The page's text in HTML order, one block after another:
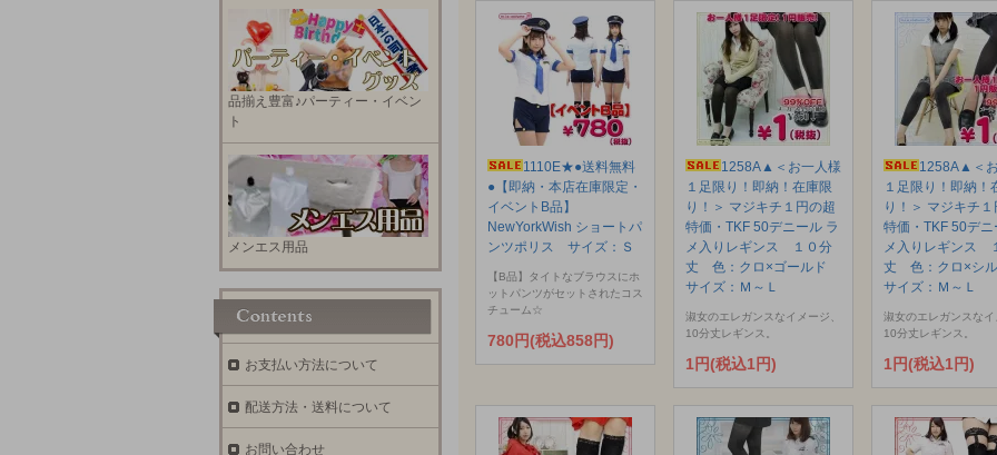
1110E★●送料無料
●【即納・本店在庫限定・
イベントB品】
NewYorkWish ショートパ
ンツポリス サイズ：Ｓ
【B品】タイトなブラウスにホ
ットパンツがセットされたコス
チューム☆
780円(税込858円)
1258A▲＜お一人様
１足限り！即納！在庫限
り！＞ マジキチ１円の超
特価・TKF 50デニール ラ
メ入りレギンス １０分
丈 色：クロ×ゴールド
サイズ：Ｍ～Ｌ
淑女のエレガンスなイメージ、
10分丈レギンス。
1円(税込1円)
1258A▲＜
１足限り！即納！
り！＞ マジキチ１
特価・TKF 50デニ
メ入りレギンス
丈 色：クロ×シ
サイズ：Ｍ～Ｌ
淑女のエレガンスなイ
10分丈レギンス。
1円(税込1円)
品揃え豊富♪パーティー・イベン
ト
メンエス用品
お支払い方法について
配送方法・送料について
お問い合わせ